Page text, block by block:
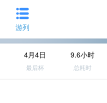
游列
4月4日
最后杯
9.6小时
总耗时